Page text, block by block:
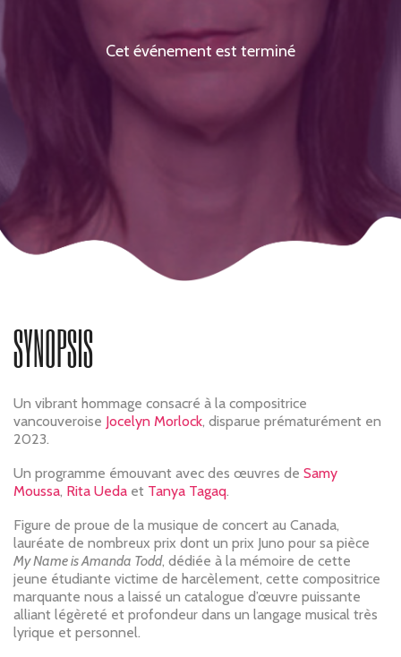
Cet événement est terminé
SYNOPSIS
Un vibrant hommage consacré à la compositrice
vancouveroise Jocelyn Morlock, disparue prématurément en
2023.
Un programme émouvant avec des œuvres de Samy
Moussa, Rita Ueda et Tanya Tagaq.
Figure de proue de la musique de concert au Canada,
lauréate de nombreux prix dont un prix Juno pour sa pièce
My Name is Amanda Todd, dédiée à la mémoire de cette
jeune étudiante victime de harcèlement, cette compositrice
marquante nous a laissé un catalogue d’œuvre puissante
alliant légèreté et profondeur dans un langage musical très
lyrique et personnel.